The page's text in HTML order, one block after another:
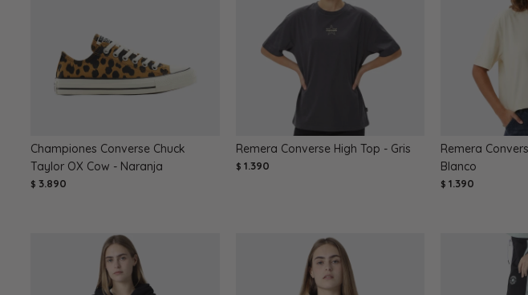
Championes Converse Chuck
Taylor OX Cow - Naranja
$ 3.890
Remera Converse High Top - Gris
$ 1.390
Remera
Blanco
$ 1.390